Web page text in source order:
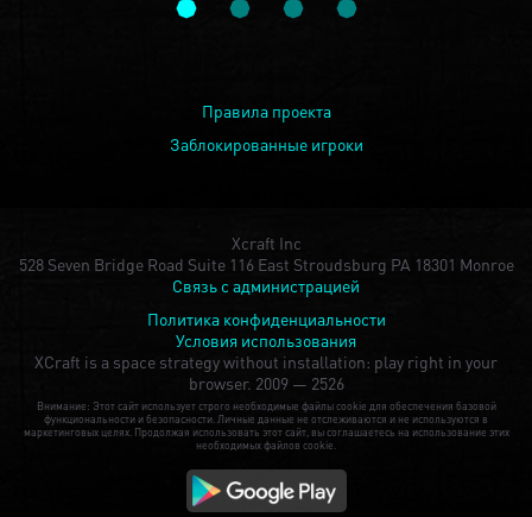
Правила проекта
Заблокированные игроки
Xcraft Inc
528 Seven Bridge Road Suite 116 East Stroudsburg PA 18301 Monroe
Связь с администрацией
Политика конфиденциальности
Условия использования
XCraft is a space strategy without installation: play right in your
browser. 2009 — 2526
Внимание: Этот сайт использует строго необходимые файлы cookie для обеспечения базовой
функциональности и безопасности. Личные данные не отслеживаются и не используются в
маркетинговых целях. Продолжая использовать этот сайт, вы соглашаетесь на использование этих
необходимых файлов cookie.